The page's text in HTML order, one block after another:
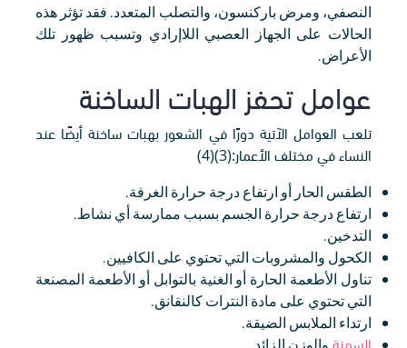
النصفي، ومرض باركنسون، والتصلب المتعدد. فقد تؤثر هذه
الحالات على الجهاز العصبي اللاإرادي وتسبب ظهور تلك
الأعراض.
عوامل تحفز الهبات الساخنة
تلعب العوامل الآتية دورًا في الشعور بهبات ساخنة أيضًا عند
النساء في مختلف الأعمار:(3)(4)
الطقس الحار أو ارتفاع درجة حرارة الغرفة.
ارتفاع درجة حرارة الجسم بسبب ممارسة أي نشاط.
التدخين.
الكحول والمشروبات التي تحتوي على الكافيين.
تناول الأطعمة الحارة أو الغنية بالتوابل أو الأطعمة المصنعة
التي تحتوي على مادة النترات كالنقانق.
ارتداء الملابس الضيقة.
والوزن الزائد.